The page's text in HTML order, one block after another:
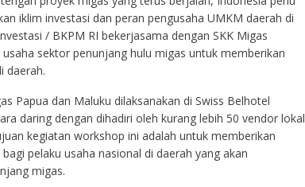
iklim investasi dan peran pengusaha UMKM daerah di
/ BKPM RI bekerjasama dengan SKK Migas
sektor penunjang hulu migas untuk memberikan
daerah.
Papua dan Maluku dilaksanakan di Swiss Belhotel
daring dengan dihadiri oleh kurang lebih 50 vendor lokal
kegiatan workshop ini adalah untuk memberikan
pelaku usaha nasional di daerah yang akan
migas.